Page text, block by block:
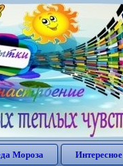
Мороза Интересное